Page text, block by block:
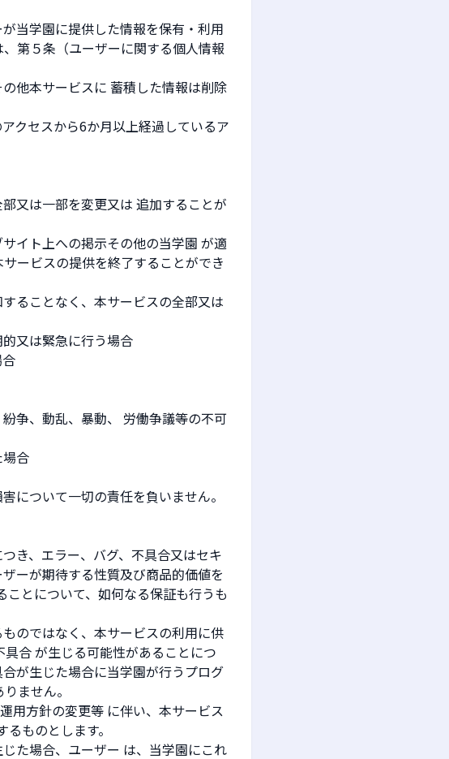
当学園に提供した情報を保有・利用
第５条（ユーザーに関する個人情報
他本サービスに 蓄積した情報は削除
クセスから6か月以上経過しているア
又は一部を変更又は 追加することが
イト上への掲示その他の当学園 が適
ービスの提供を終了することができ
ることなく、本サービスの全部又は
又は緊急に行う場合
争、動乱、暴動、 労働争議等の不可
合
について一切の責任を負いません。
き、エラー、バグ、不具合又はセキ
ーが期待する性質及び商品的価値を
とについて、如何なる保証も行うも
のではなく、本サービスの利用に供
合 が生じる可能性があることにつ
が生じた場合に当学園が行うプログ
ません。
用方針の変更等 に伴い、本サービス
ものとします。
た場合、ユーザー は、当学園にこれ